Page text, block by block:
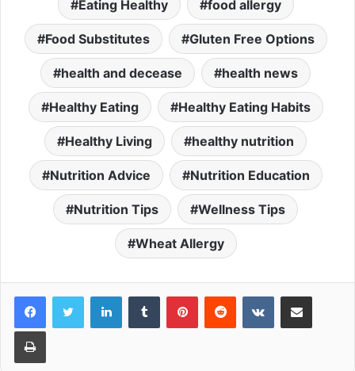
Eating Healthy food allergy
Food Substitutes Gluten Free Options
health and decease health news
Healthy Eating Healthy Eating Habits
Healthy Living healthy nutrition
Nutrition Advice Nutrition Education
Nutrition Tips Wellness Tips
Wheat Allergy
LinkedInTumblr PinterestReddit VKontakteShare via Email
Print